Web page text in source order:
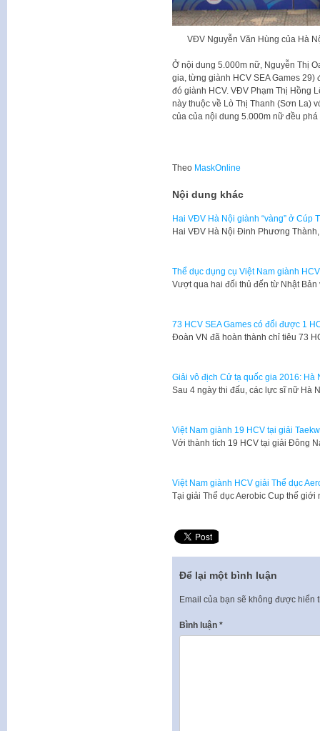
VĐV Nguyễn Văn Hùng của Hà
Ở nội dung 5.000m nữ, Nguyễn Thị
gia, từng giành HCV SEA Games
đó giành HCV. VĐV Phạm Thị Hồng
này thuộc về Lò Thị Thanh (Sơn La)
của của nội dung 5.000m nữ đều
Theo MaskOnline
Nội dung khác
Hai VĐV Hà Nội giành “vàng” ở Cúp
Hai VĐV Hà Nội Đinh Phương
Thể dục dụng cụ Việt Nam giành
Vượt qua hai đối thủ đến từ Nhật
73 HCV SEA Games có đổi được 1
​Đoàn VN đã hoàn thành chỉ tiêu 73
Giải vô địch Cử tạ quốc gia 2016: Hà
Sau 4 ngày thi đấu, các lực sĩ nữ Hà
Việt Nam giành 19 HCV tại giải
Với thành tích 19 HCV tại giải Đông
Việt Nam giành HCV giải Thể dục
Tại giải Thể dục Aerobic Cup thế
Để lại một bình luận
Email của bạn sẽ không được hiển
Bình luận *